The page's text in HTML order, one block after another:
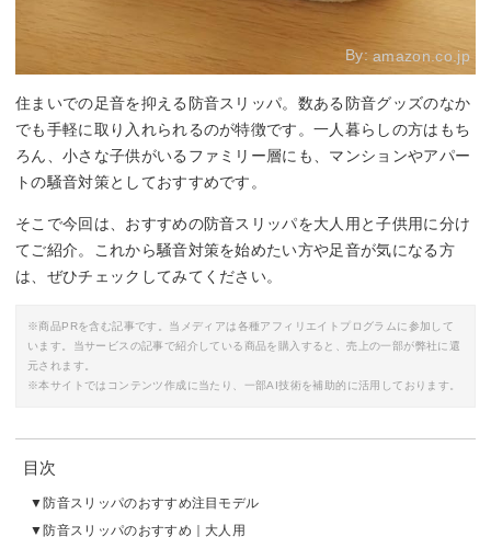
By:amazon.co.jp
住まいでの足音を抑える防音スリッパ。数ある防音グッズのなか
でも手軽に取り入れられるのが特徴です。一人暮らしの方はもち
ろん、小さな子供がいるファミリー層にも、マンションやアパー
トの騒音対策としておすすめです。
そこで今回は、おすすめの防音スリッパを大人用と子供用に分け
てご紹介。これから騒音対策を始めたい方や足音が気になる方
は、ぜひチェックしてみてください。
※商品PRを含む記事です。当メディアは各種アフィリエイトプログラムに参加して
います。当サービスの記事で紹介している商品を購入すると、売上の一部が弊社に還
元されます。
※本サイトではコンテンツ作成に当たり、一部AI技術を補助的に活用しております。
目次
防音スリッパのおすすめ注目モデル
防音スリッパのおすすめ｜大人用